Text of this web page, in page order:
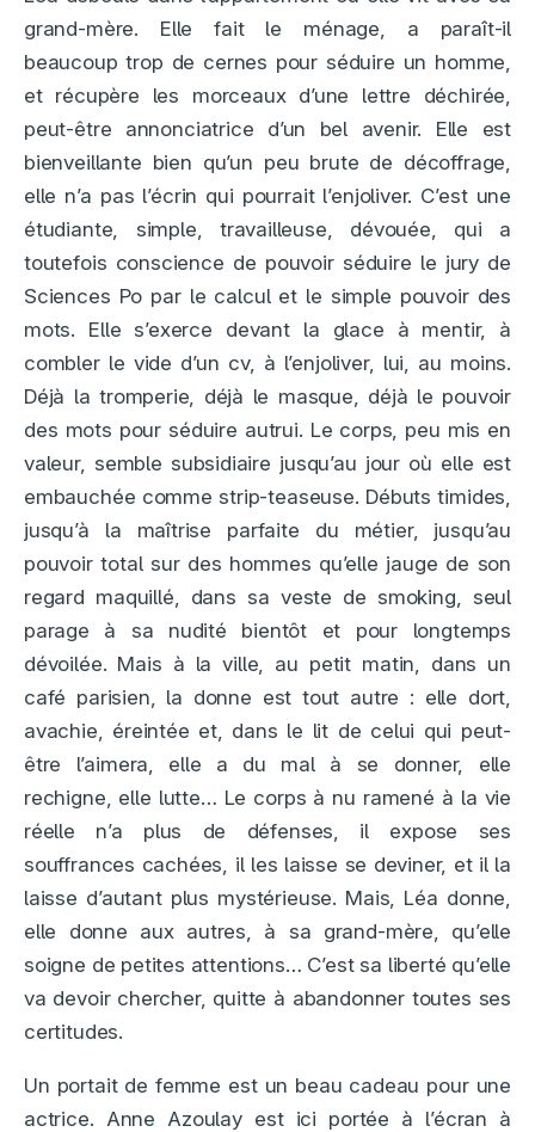
grand-mère. Elle fait le ménage, a paraît-il
beaucoup trop de cernes pour séduire un homme,
et récupère les morceaux d’une lettre déchirée,
peut-être annonciatrice d’un bel avenir. Elle est
bienveillante bien qu’un peu brute de décoffrage,
elle n’a pas l’écrin qui pourrait l’enjoliver. C’est une
étudiante, simple, travailleuse, dévouée, qui a
toutefois conscience de pouvoir séduire le jury de
Sciences Po par le calcul et le simple pouvoir des
mots. Elle s’exerce devant la glace à mentir, à
combler le vide d’un cv, à l’enjoliver, lui, au moins.
Déjà la tromperie, déjà le masque, déjà le pouvoir
des mots pour séduire autrui. Le corps, peu mis en
valeur, semble subsidiaire jusqu’au jour où elle est
embauchée comme strip-teaseuse. Débuts timides,
jusqu’à la maîtrise parfaite du métier, jusqu’au
pouvoir total sur des hommes qu’elle jauge de son
regard maquillé, dans sa veste de smoking, seul
parage à sa nudité bientôt et pour longtemps
dévoilée. Mais à la ville, au petit matin, dans un
café parisien, la donne est tout autre : elle dort,
avachie, éreintée et, dans le lit de celui qui peut-
être l’aimera, elle a du mal à se donner, elle
rechigne, elle lutte… Le corps à nu ramené à la vie
réelle n’a plus de défenses, il expose ses
souffrances cachées, il les laisse se deviner, et il la
laisse d’autant plus mystérieuse. Mais, Léa donne,
elle donne aux autres, à sa grand-mère, qu’elle
soigne de petites attentions… C’est sa liberté qu’elle
va devoir chercher, quitte à abandonner toutes ses
certitudes.
Un portait de femme est un beau cadeau pour une
actrice. Anne Azoulay est ici portée à l’écran à